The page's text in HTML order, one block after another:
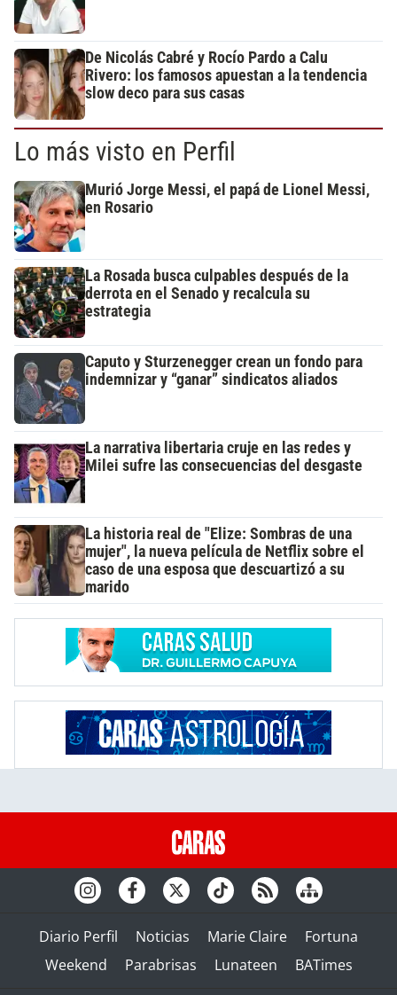
De Nicolás Cabré y Rocío Pardo a Calu
Rivero: los famosos apuestan a la tendencia
slow deco para sus casas
Lo más visto en Perfil
Murió Jorge Messi, el papá de Lionel Messi,
en Rosario
La Rosada busca culpables después de la
derrota en el Senado y recalcula su
estrategia
Caputo y Sturzenegger crean un fondo para
indemnizar y “ganar” sindicatos aliados
La narrativa libertaria cruje en las redes y
Milei sufre las consecuencias del desgaste
La historia real de "Elize: Sombras de una
mujer", la nueva película de Netflix sobre el
caso de una esposa que descuartizó a su
marido
Diario Perfil Noticias Marie Claire
Fortuna
Weekend
Parabrisas Lunateen BATimes